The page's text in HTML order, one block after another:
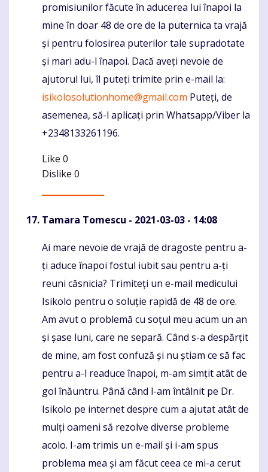
promisiunilor făcute în aducerea lui înapoi la
mine în doar 48 de ore de la puternica ta vrajă
și pentru folosirea puterilor tale supradotate
și mari adu-l înapoi. Dacă aveți nevoie de
ajutorul lui, îl puteți trimite prin e-mail la:
isikolosolutionhome@gmail.com Puteți, de
asemenea, să-l aplicați prin Whatsapp/Viber la
+2348133261196.
Like 0
Dislike 0
Tamara Tomescu - 2021-03-03 - 14:08
Komentaras
Ai mare nevoie de vrajă de dragoste pentru a-
ți aduce înapoi fostul iubit sau pentru a-ți
reuni căsnicia? Trimiteți un e-mail medicului
Isikolo pentru o soluție rapidă de 48 de ore.
Am avut o problemă cu soțul meu acum un an
și șase luni, care ne separă. Când s-a despărțit
de mine, am fost confuză și nu știam ce să fac
pentru a-l readuce înapoi, m-am simțit atât de
gol înăuntru. Până când l-am întâlnit pe Dr.
Isikolo pe internet despre cum a ajutat atât de
mulți oameni să rezolve diverse probleme
acolo. I-am trimis un e-mail și i-am spus
problema mea și am făcut ceea ce mi-a cerut